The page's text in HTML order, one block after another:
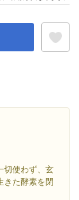
切使わず、玄
きた酵素を閉